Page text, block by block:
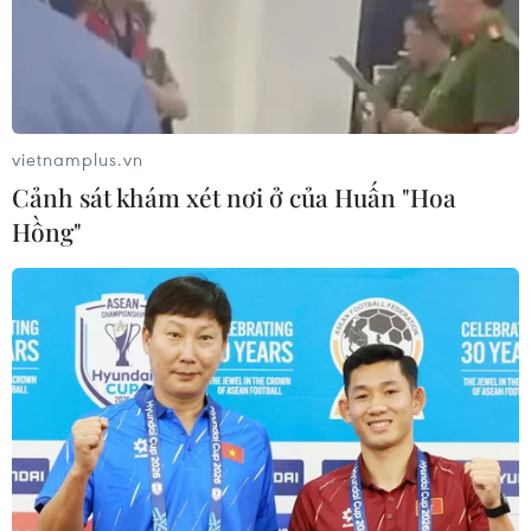
Hưởng ứng Ngày An
ninh mạng Việt Nam: Những thông
điệp thiết thực về an toàn số
05/08/2026 22:58
Ngoại giao khoa học-
công nghệ trở thành trụ cột mới của
nền đối ngoại Việt Nam
05/08/2026 14:56
Foxconn đạt doanh thu cao kỷ lục
nhờ nhu cầu mạnh đối với AI
05/08/2026 13:41
vietnamplus.vn
Cảnh sát khám xét nơi ở của Huấn "Hoa
Hồng"